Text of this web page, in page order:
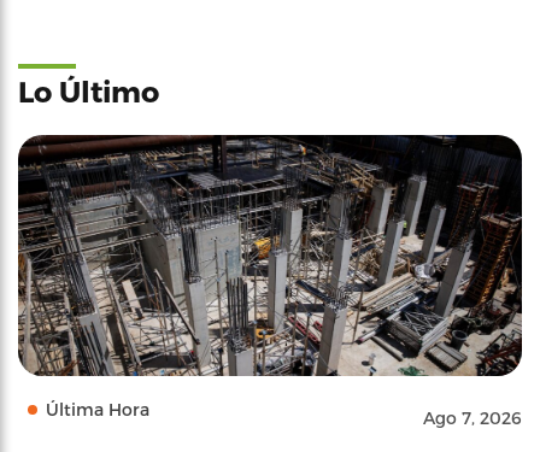
Lo Último
Última Hora Ago 7, 2026